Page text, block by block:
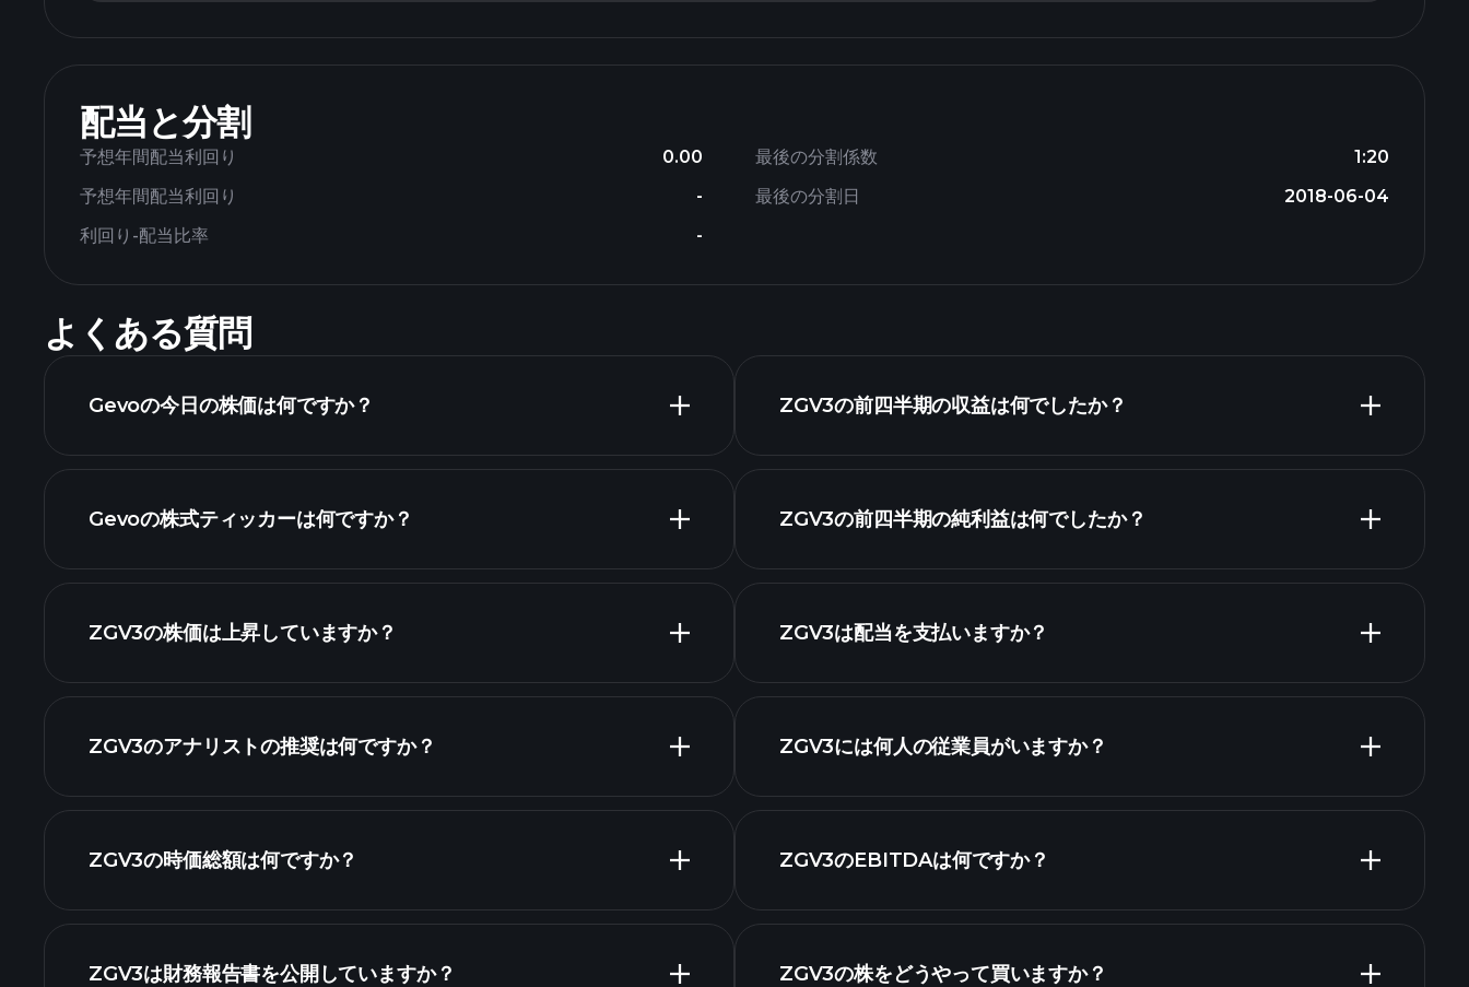
配当と分割
予想年間配当利回り
0.00
予想年間配当利回り
-
利回り-配当比率
-
最後の分割係数
1:20
最後の分割日
2018-06-04
よくある質問
Gevoの今日の株価は何ですか？
Gevoの株式ティッカーは何ですか？
ZGV3の株価は上昇していますか？
ZGV3のアナリストの推奨は何ですか？
ZGV3の時価総額は何ですか？
株式リスト
ZGV3は財務報告書を公開していますか？
ZGV3の前四半期の収益は何でしたか？
ZGV3の前四半期の純利益は何でしたか？
ZGV3は配当を支払いますか？
高配当株
ZGV3には何人の従業員がいますか？
最大の雇用主
ZGV3のEBITDAは何ですか？
ZGV3の株をどうやって買いますか？